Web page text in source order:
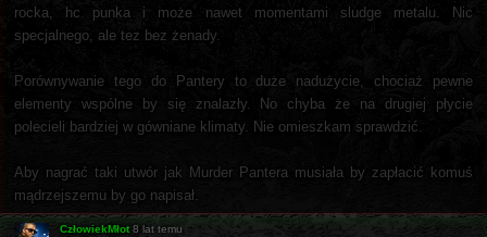
rocka, hc punka i może nawet momentami sludge metalu. Nic
specjalnego, ale tez bez żenady.
Porównywanie tego do Pantery to duże nadużycie, chociaż pewne
elementy wspólne by się znalazły. No chyba że na drugiej płycie
polecieli bardziej w gówniane klimaty. Nie omieszkam sprawdzić.
Aby nagrać taki utwór jak Murder Pantera musiała by zapłacić komuś
mądrzejszemu by go napisał.
CzłowiekMłot 8 lat temu